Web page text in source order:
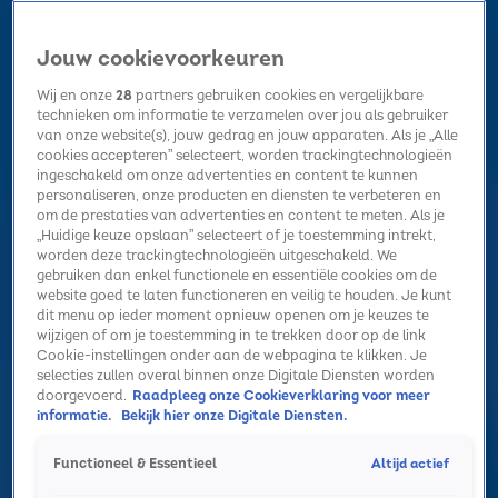
Home Radio luisteren Hitlijsten Acties Kerst Nieuws
Volg Sky Radio
Zoeken
HomeRadio luisterenActies Alle zendersSummer Top 101
Jouw cookievoorkeuren
Wij en onze28partners gebruiken cookies en vergelijkbare
technieken om informatie te verzamelen over jou als gebruiker
van onze website(s), jouw gedrag en jouw apparaten. Als je „Alle
cookies accepteren” selecteert, worden trackingtechnologieën
ingeschakeld om onze advertenties en content te kunnen
personaliseren, onze producten en diensten te verbeteren en
om de prestaties van advertenties en content te meten. Als je
„Huidige keuze opslaan” selecteert of je toestemming intrekt,
worden deze trackingtechnologieën uitgeschakeld. We
gebruiken dan enkel functionele en essentiële cookies om de
website goed te laten functioneren en veilig te houden. Je kunt
dit menu op ieder moment opnieuw openen om je keuzes te
wijzigen of om je toestemming in te trekken door op de link
Cookie-instellingen onder aan de webpagina te klikken. Je
selecties zullen overal binnen onze Digitale Diensten worden
doorgevoerd. Raadpleeg onze Cookieverklaring voor meer
informatie.
Bekijk hier onze Digitale Diensten.
Functioneel & Essentieel Altijd actief